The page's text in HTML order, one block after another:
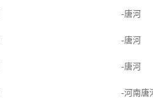
-唐河
-唐河
-唐河
-河南唐